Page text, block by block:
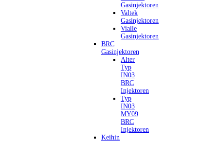
Gasinjektoren
Valtek
Gasinjektoren
Vialle
Gasinjektoren
BRC
Gasinjektoren
Alter
Typ
IN03
BRC
Injektoren
Typ
IN03
MY09
BRC
Injektoren
Keihin